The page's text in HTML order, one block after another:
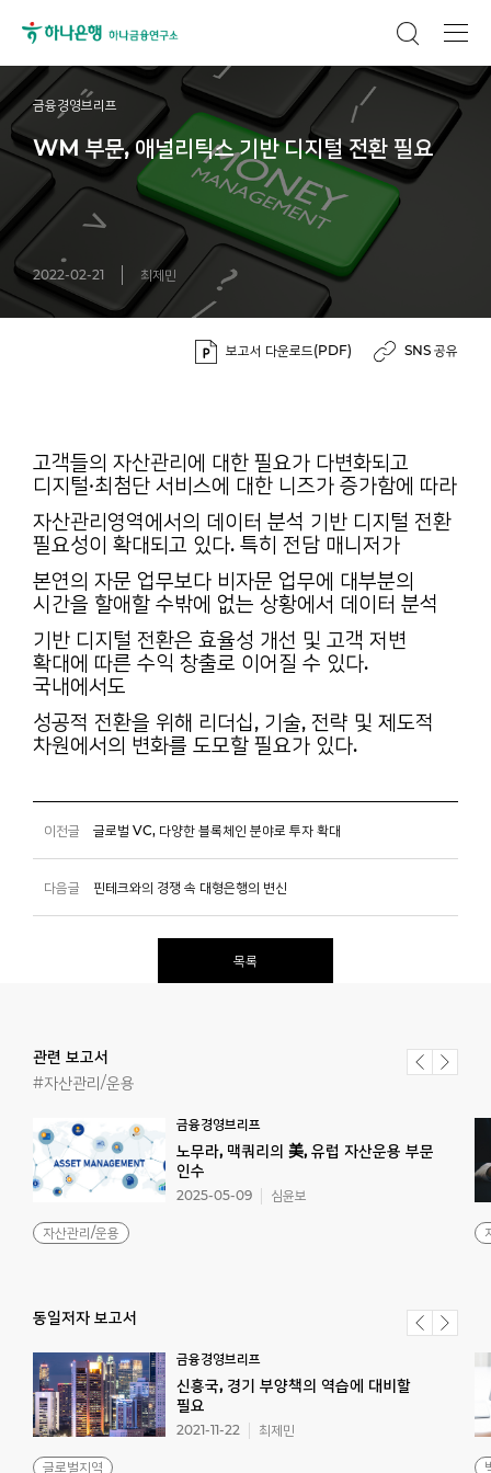
금융경영브리프
WM 부문, 애널리틱스 기반 디지털 전환 필요
2022-02-21 최제민
보고서 다운로드(PDF) SNS 공유
고객들의 자산관리에 대한 필요가 다변화되고
디지털·최첨단 서비스에 대한 니즈가 증가함에 따라
자산관리영역에서의 데이터 분석 기반 디지털 전환
필요성이 확대되고 있다. 특히 전담 매니저가
본연의 자문 업무보다 비자문 업무에 대부분의
시간을 할애할 수밖에 없는 상황에서 데이터 분석
기반 디지털 전환은 효율성 개선 및 고객 저변
확대에 따른 수익 창출로 이어질 수 있다.
국내에서도
성공적 전환을 위해 리더십, 기술, 전략 및 제도적
차원에서의 변화를 도모할 필요가 있다.
이전글 글로벌 VC, 다양한 블록체인 분야로 투자 확대
다음글 핀테크와의 경쟁 속 대형은행의 변신
목록
관련 보고서
#자산관리/운용
금융경영브리프
노무라, 맥쿼리의 美, 유럽 자산운용 부문
인수
자산관리/운용
2025-05-09 심윤보
동일저자 보고서
금융경영브리프
신흥국, 경기 부양책의 역습에 대비할
필요
글로벌지역
2021-11-22 최제민